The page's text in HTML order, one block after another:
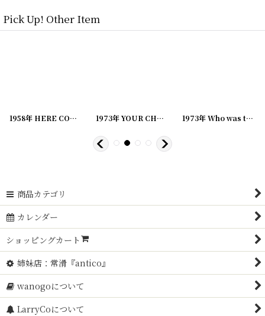
Pick Up! Other Item
[20221220-2] [ 20221220-16] [
1958年 HERE COMES, SNOOPY PEANUTS スヌーピー ビンテージコミック 1973年 YOUR CHOICE, SNOOPY PEANUTS スヌーピー ビンテージコミック 1973年 Who was that dog I saw you with,Charlie Brown? SNOOPY PEANUTS スヌーピー ビンテージコミック
商品カテゴリ
カレンダー
ショッピングカート
姉妹店：常滑『antico』
wanogoについて
LarryCoについて